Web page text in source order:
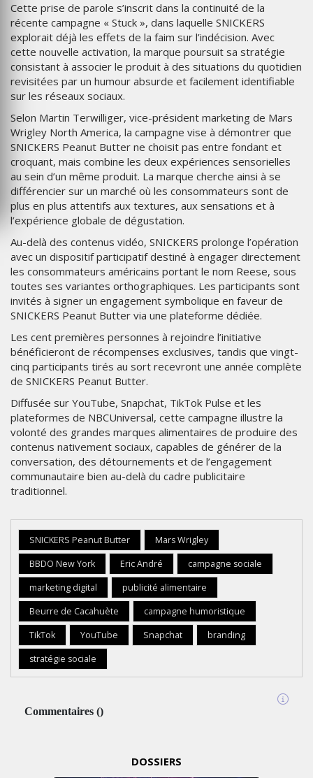
Cette prise de parole s’inscrit dans la continuité de la
récente campagne « Stuck », dans laquelle SNICKERS
explorait déjà les effets de la faim sur l’indécision. Avec
cette nouvelle activation, la marque poursuit sa stratégie
consistant à associer le produit à des situations du quotidien
revisitées par un humour absurde et facilement identifiable
sur les réseaux sociaux.
Selon Martin Terwilliger, vice-président marketing de Mars
Wrigley North America, la campagne vise à démontrer que
SNICKERS Peanut Butter ne choisit pas entre fondant et
croquant, mais combine les deux expériences sensorielles
au sein d’un même produit. La marque cherche ainsi à se
différencier sur un marché où les consommateurs sont de
plus en plus attentifs aux textures, aux sensations et à
l’expérience globale de dégustation.
Au-delà des contenus vidéo, SNICKERS prolonge l’opération
avec un dispositif participatif destiné à engager directement
les consommateurs américains portant le nom Reese, sous
toutes ses variantes orthographiques. Les participants sont
invités à signer un engagement symbolique en faveur de
SNICKERS Peanut Butter via une plateforme dédiée.
Les cent premières personnes à rejoindre l’initiative
bénéficieront de récompenses exclusives, tandis que vingt-
cinq participants tirés au sort recevront une année complète
de SNICKERS Peanut Butter.
Diffusée sur YouTube, Snapchat, TikTok Pulse et les
plateformes de NBCUniversal, cette campagne illustre la
volonté des grandes marques alimentaires de produire des
contenus nativement sociaux, capables de générer de la
conversation, des détournements et de l’engagement
communautaire bien au-delà du cadre publicitaire
traditionnel.
SNICKERS Peanut Butter
Mars Wrigley
BBDO New York
Eric André
campagne sociale
marketing digital
publicité alimentaire
Beurre de Cacahuète
campagne humoristique
TikTok
YouTube Snapchat
branding
stratégie sociale
Commentaires ()
DOSSIERS